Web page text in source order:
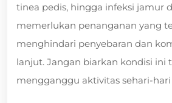
tinea pedis, hingga infeksi jamur
memerlukan penanganan yang
menghindari penyebaran dan
lanjut. Jangan biarkan kondisi ini
mengganggu aktivitas sehari-hari